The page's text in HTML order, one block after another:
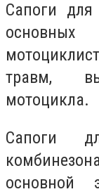
Сапоги
травм,
мотоцикла.
Сапоги
основной